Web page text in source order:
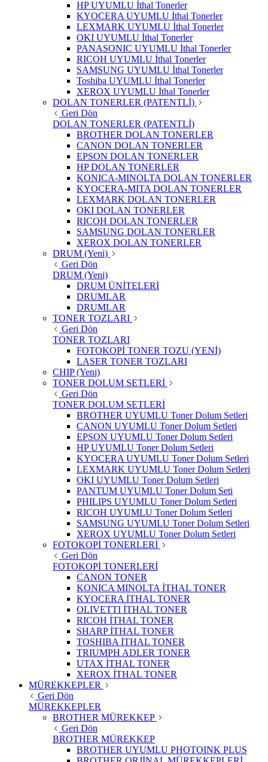
HP UYUMLU İthal Tonerler
KYOCERA UYUMLU İthal Tonerler
LEXMARK UYUMLU İthal Tonerler
OKI UYUMLU İthal Tonerler
PANASONIC UYUMLU İthal Tonerler
RICOH UYUMLU İthal Tonerler
SAMSUNG UYUMLU İthal Tonerler
Toshiba UYUMLU İthal Tonerler
XEROX UYUMLU İthal Tonerler
DOLAN TONERLER (PATENTLİ)
Geri Dön
DOLAN TONERLER (PATENTLİ)
BROTHER DOLAN TONERLER
CANON DOLAN TONERLER
EPSON DOLAN TONERLER
HP DOLAN TONERLER
KONICA-MINOLTA DOLAN TONERLER
KYOCERA-MITA DOLAN TONERLER
LEXMARK DOLAN TONERLER
OKI DOLAN TONERLER
RICOH DOLAN TONERLER
SAMSUNG DOLAN TONERLER
XEROX DOLAN TONERLER
DRUM (Yeni)
Geri Dön
DRUM (Yeni)
DRUM ÜNİTELERİ
DRUMLAR
DRUMLAR
TONER TOZLARI
Geri Dön
TONER TOZLARI
FOTOKOPİ TONER TOZU (YENİ)
LASER TONER TOZLARI
CHIP (Yeni)
TONER DOLUM SETLERİ
Geri Dön
TONER DOLUM SETLERİ
BROTHER UYUMLU Toner Dolum Setleri
CANON UYUMLU Toner Dolum Setleri
EPSON UYUMLU Toner Dolum Setleri
HP UYUMLU Toner Dolum Setleri
KYOCERA UYUMLU Toner Dolum Setleri
LEXMARK UYUMLU Toner Dolum Setleri
OKI UYUMLU Toner Dolum Setleri
PANTUM UYUMLU Toner Dolum Seti
PHILIPS UYUMLU Toner Dolum Setleri
RICOH UYUMLU Toner Dolum Setleri
SAMSUNG UYUMLU Toner Dolum Setleri
XEROX UYUMLU Toner Dolum Setleri
FOTOKOPİ TONERLERİ
Geri Dön
FOTOKOPİ TONERLERİ
CANON TONER
KONICA MINOLTA İTHAL TONER
KYOCERA İTHAL TONER
OLIVETTI İTHAL TONER
RICOH İTHAL TONER
SHARP İTHAL TONER
TOSHIBA İTHAL TONER
TRIUMPH ADLER TONER
UTAX İTHAL TONER
XEROX İTHAL TONER
MÜREKKEPLER
Geri Dön
MÜREKKEPLER
BROTHER MÜREKKEP
Geri Dön
BROTHER MÜREKKEP
BROTHER UYUMLU PHOTOINK PLUS